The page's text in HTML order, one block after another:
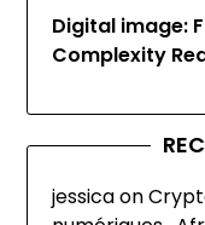
Digital image:
Complexity
jessicaon